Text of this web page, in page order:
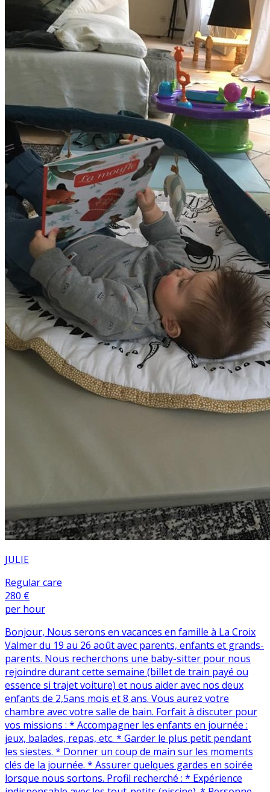
JULIE
Regular care
280 €
per hour
Bonjour, Nous serons en vacances en famille à La Croix
Valmer du 19 au 26 août avec parents, enfants et grands-
parents. Nous recherchons une baby-sitter pour nous
rejoindre durant cette semaine (billet de train payé ou
essence si trajet voiture) et nous aider avec nos deux
enfants de 2,5ans mois et 8 ans. Vous aurez votre
chambre avec votre salle de bain. Forfait à discuter pour
vos missions : * Accompagner les enfants en journée :
jeux, balades, repas, etc. * Garder le plus petit pendant
les siestes. * Donner un coup de main sur les moments
clés de la journée. * Assurer quelques gardes en soirée
lorsque nous sortons. Profil recherché : * Expérience